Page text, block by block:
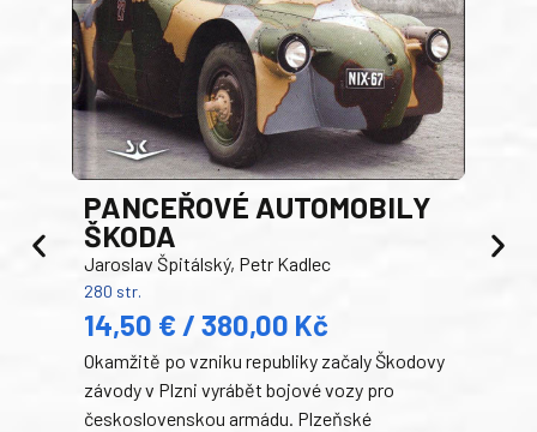
PANCEŘOVÉ AUTOMOBILY
ŠKODA
Jaroslav Špitálský, Petr Kadlec
280 str.
14,50 € / 380,00 Kč
Okamžitě po vzniku republiky začaly Škodovy
závody v Plzni vyrábět bojové vozy pro
československou armádu. Plzeňské